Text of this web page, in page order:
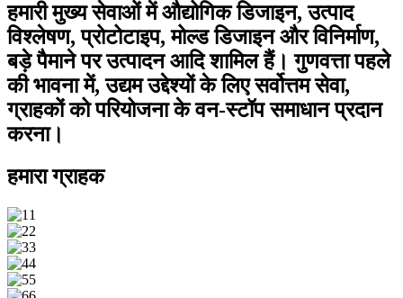
हमारी मुख्य सेवाओं में औद्योगिक डिजाइन, उत्पाद
विश्लेषण, प्रोटोटाइप, मोल्ड डिजाइन और विनिर्माण,
बड़े पैमाने पर उत्पादन आदि शामिल हैं। गुणवत्ता पहले
की भावना में, उद्यम उद्देश्यों के लिए सर्वोत्तम सेवा,
ग्राहकों को परियोजना के वन-स्टॉप समाधान प्रदान
करना।
हमारा ग्राहक